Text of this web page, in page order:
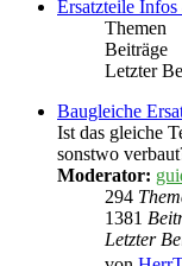
Ersatzteile
Themen
Beiträge
Letzter
Baugleiche
Ist das gleiche
sonstwo
Moderator:
294
1381
Letzter